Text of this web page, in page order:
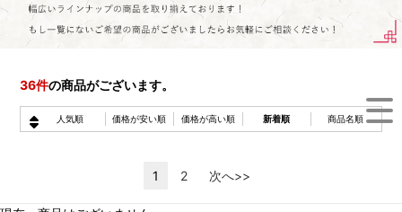
36件の商品がございます。
人気順 価格が安い順 価格が高い順 新着順 商品名順
1 2 次へ>>